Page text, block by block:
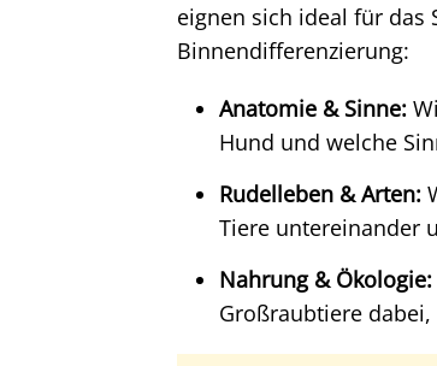
eignen sich ideal für
Binnendifferenzierung:
Anatomie & Sinne:
Hund und welche
Rudelleben & Arten:
Tiere untereinander
Nahrung & Ökologie:
Großraubtiere